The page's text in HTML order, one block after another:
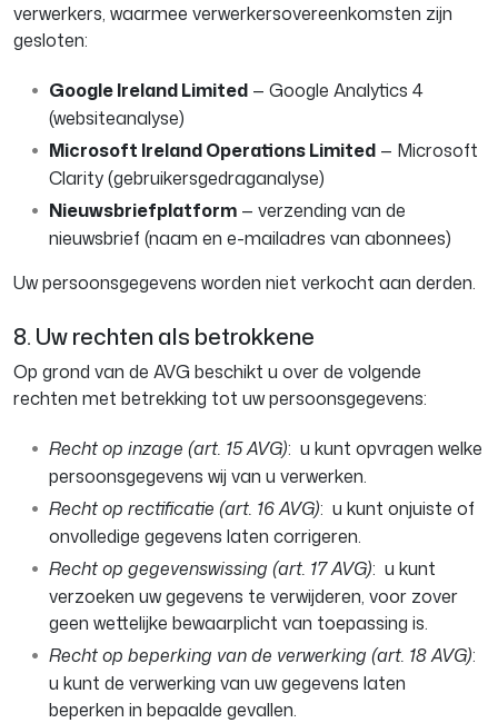
verwerkers, waarmee verwerkersovereenkomsten zijn
gesloten:
Google Ireland Limited — Google Analytics 4
(websiteanalyse)
Microsoft Ireland Operations Limited — Microsoft
Clarity (gebruikersgedraganalyse)
Nieuwsbriefplatform — verzending van de
nieuwsbrief (naam en e-mailadres van abonnees)
Uw persoonsgegevens worden niet verkocht aan derden.
8. Uw rechten als betrokkene
Op grond van de AVG beschikt u over de volgende
rechten met betrekking tot uw persoonsgegevens:
Recht op inzage (art. 15 AVG): u kunt opvragen welke
persoonsgegevens wij van u verwerken.
Recht op rectificatie (art. 16 AVG): u kunt onjuiste of
onvolledige gegevens laten corrigeren.
Recht op gegevenswissing (art. 17 AVG): u kunt
verzoeken uw gegevens te verwijderen, voor zover
geen wettelijke bewaarplicht van toepassing is.
Recht op beperking van de verwerking (art. 18 AVG):
u kunt de verwerking van uw gegevens laten
beperken in bepaalde gevallen.